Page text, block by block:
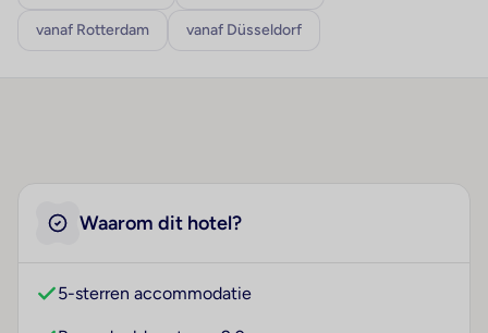
vanaf Rotterdam vanaf Düsseldorf
Waarom dit hotel?
5-sterren accommodatie